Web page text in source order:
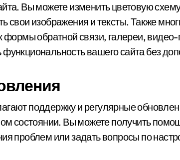
Вы можете изменить цветовую
свои изображения и тексты. Также
формы обратной связи, галереи,
вашего сайта без
поддержку и регулярные
состоянии. Вы можете получить
проблем или задать вопросы по